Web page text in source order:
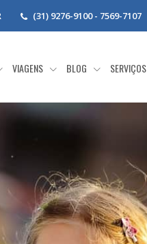
(31) 9276-9100 - 7569-7107
VIAGENS BLOG SERVIÇOS